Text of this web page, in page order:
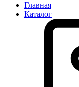
Главная
Каталог